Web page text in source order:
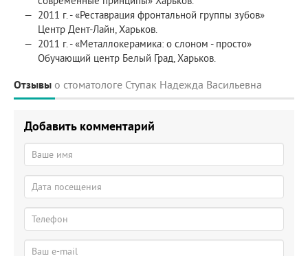
2011 г. - «Реставрация фронтальной группы зубов»
Центр Дент-Лайн, Харьков.
2011 г. - «Металлокерамика: о слоном - просто»
Обучающий центр Белый Град, Харьков.
Отзывы о стоматологе Ступак Надежда Васильевна
Добавить комментарий